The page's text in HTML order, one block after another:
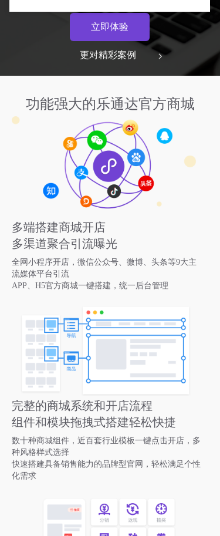
立即体验
更对精彩案例
功能强大的乐通达官方商城
多端搭建商城开店
多渠道聚合引流曝光
全网小程序开店，微信公众号、微博、头条等9大主
流媒体平台引流
APP、H5官方商城一键搭建，统一后台管理
完整的商城系统和开店流程
组件和模块拖拽式搭建轻松快捷
数十种商城组件，近百套行业模板一键点击开店，多
种风格样式选择
快速搭建具备销售能力的品牌型官网，轻松满足个性
化需求